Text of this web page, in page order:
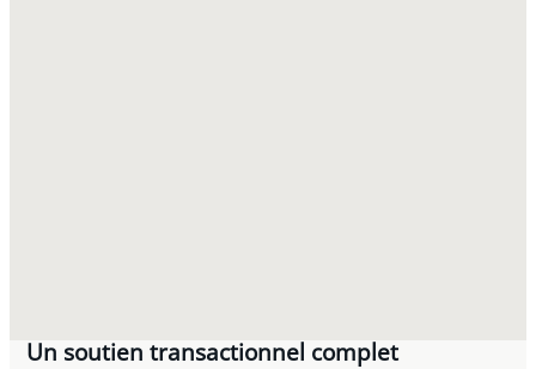
Un soutien transactionnel complet